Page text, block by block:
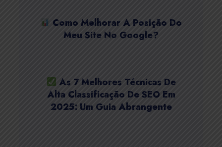
Como Melhorar A Posição Do
Meu Site No Google?
As 7 Melhores Técnicas De
Alta Classificação De SEO Em
2025: Um Guia Abrangente